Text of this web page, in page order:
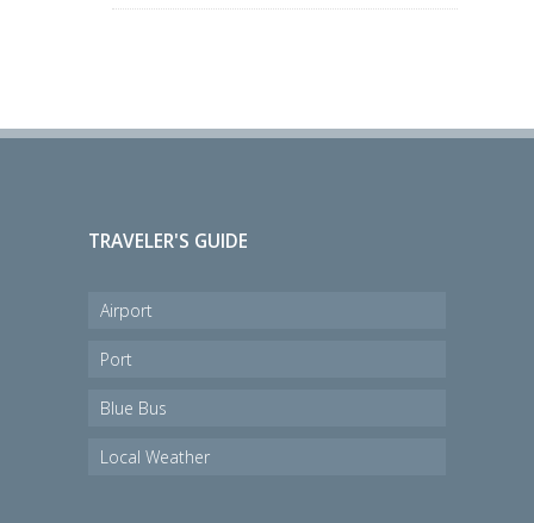
TRAVELER'S GUIDE
Airport
Port
Blue Bus
Local Weather